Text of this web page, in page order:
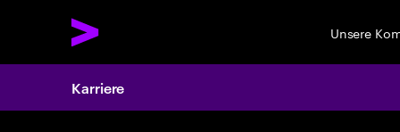
Unsere
Karriere